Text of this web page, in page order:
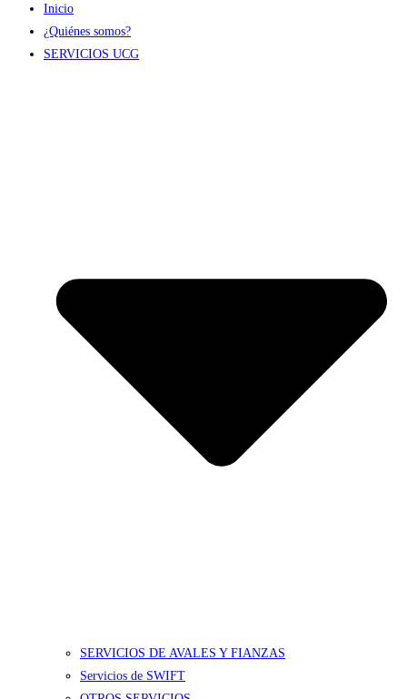
Inicio
¿Quiénes somos?
SERVICIOS UCG
SERVICIOS DE AVALES Y FIANZAS
Servicios de SWIFT